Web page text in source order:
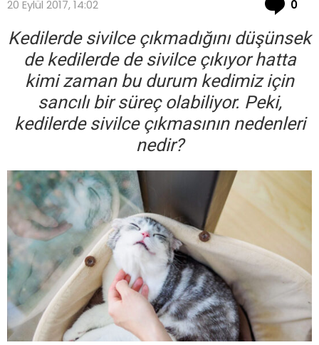
20 Eylül 2017, 14:02 0
Kedilerde sivilce çıkmadığını düşünsek
de kedilerde de sivilce çıkıyor hatta
kimi zaman bu durum kedimiz için
sancılı bir süreç olabiliyor. Peki,
kedilerde sivilce çıkmasının nedenleri
nedir?